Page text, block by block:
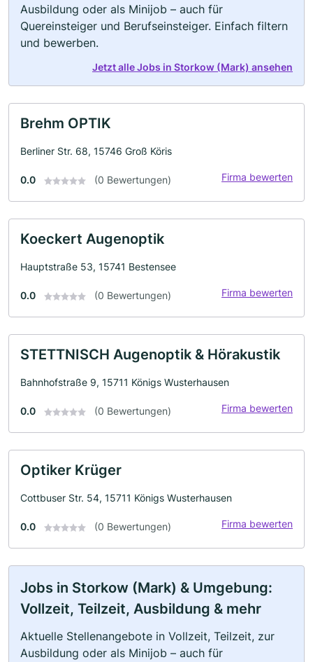
Ausbildung oder als Minijob – auch für
Quereinsteiger und Berufseinsteiger. Einfach filtern
und bewerben.
Jetzt alle Jobs in Storkow (Mark) ansehen
Brehm OPTIK
Berliner Str. 68, 15746 Groß Köris
0.0 (0 Bewertungen) Firma bewerten
Koeckert Augenoptik
Hauptstraße 53, 15741 Bestensee
0.0 (0 Bewertungen) Firma bewerten
STETTNISCH Augenoptik & Hörakustik
Bahnhofstraße 9, 15711 Königs Wusterhausen
0.0 (0 Bewertungen) Firma bewerten
Optiker Krüger
Cottbuser Str. 54, 15711 Königs Wusterhausen
0.0 (0 Bewertungen) Firma bewerten
Jobs in Storkow (Mark) & Umgebung:
Vollzeit, Teilzeit, Ausbildung & mehr
Aktuelle Stellenangebote in Vollzeit, Teilzeit, zur
Ausbildung oder als Minijob – auch für